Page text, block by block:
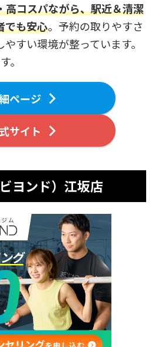
高コスパながら、駅近＆清潔
でも安心。予約の取りやすさ
すい環境が整っています。
。
ページ
サイト
ヨンド）江坂店